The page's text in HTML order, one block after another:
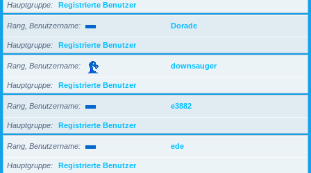
Hauptgruppe Registrierte Benutzer
Rang, Benutzername Dorade
Hauptgruppe Registrierte Benutzer
Rang, Benutzername downsauger
Hauptgruppe Registrierte Benutzer
Rang, Benutzername e3882
Hauptgruppe Registrierte Benutzer
Rang, Benutzername ede
Hauptgruppe Registrierte Benutzer